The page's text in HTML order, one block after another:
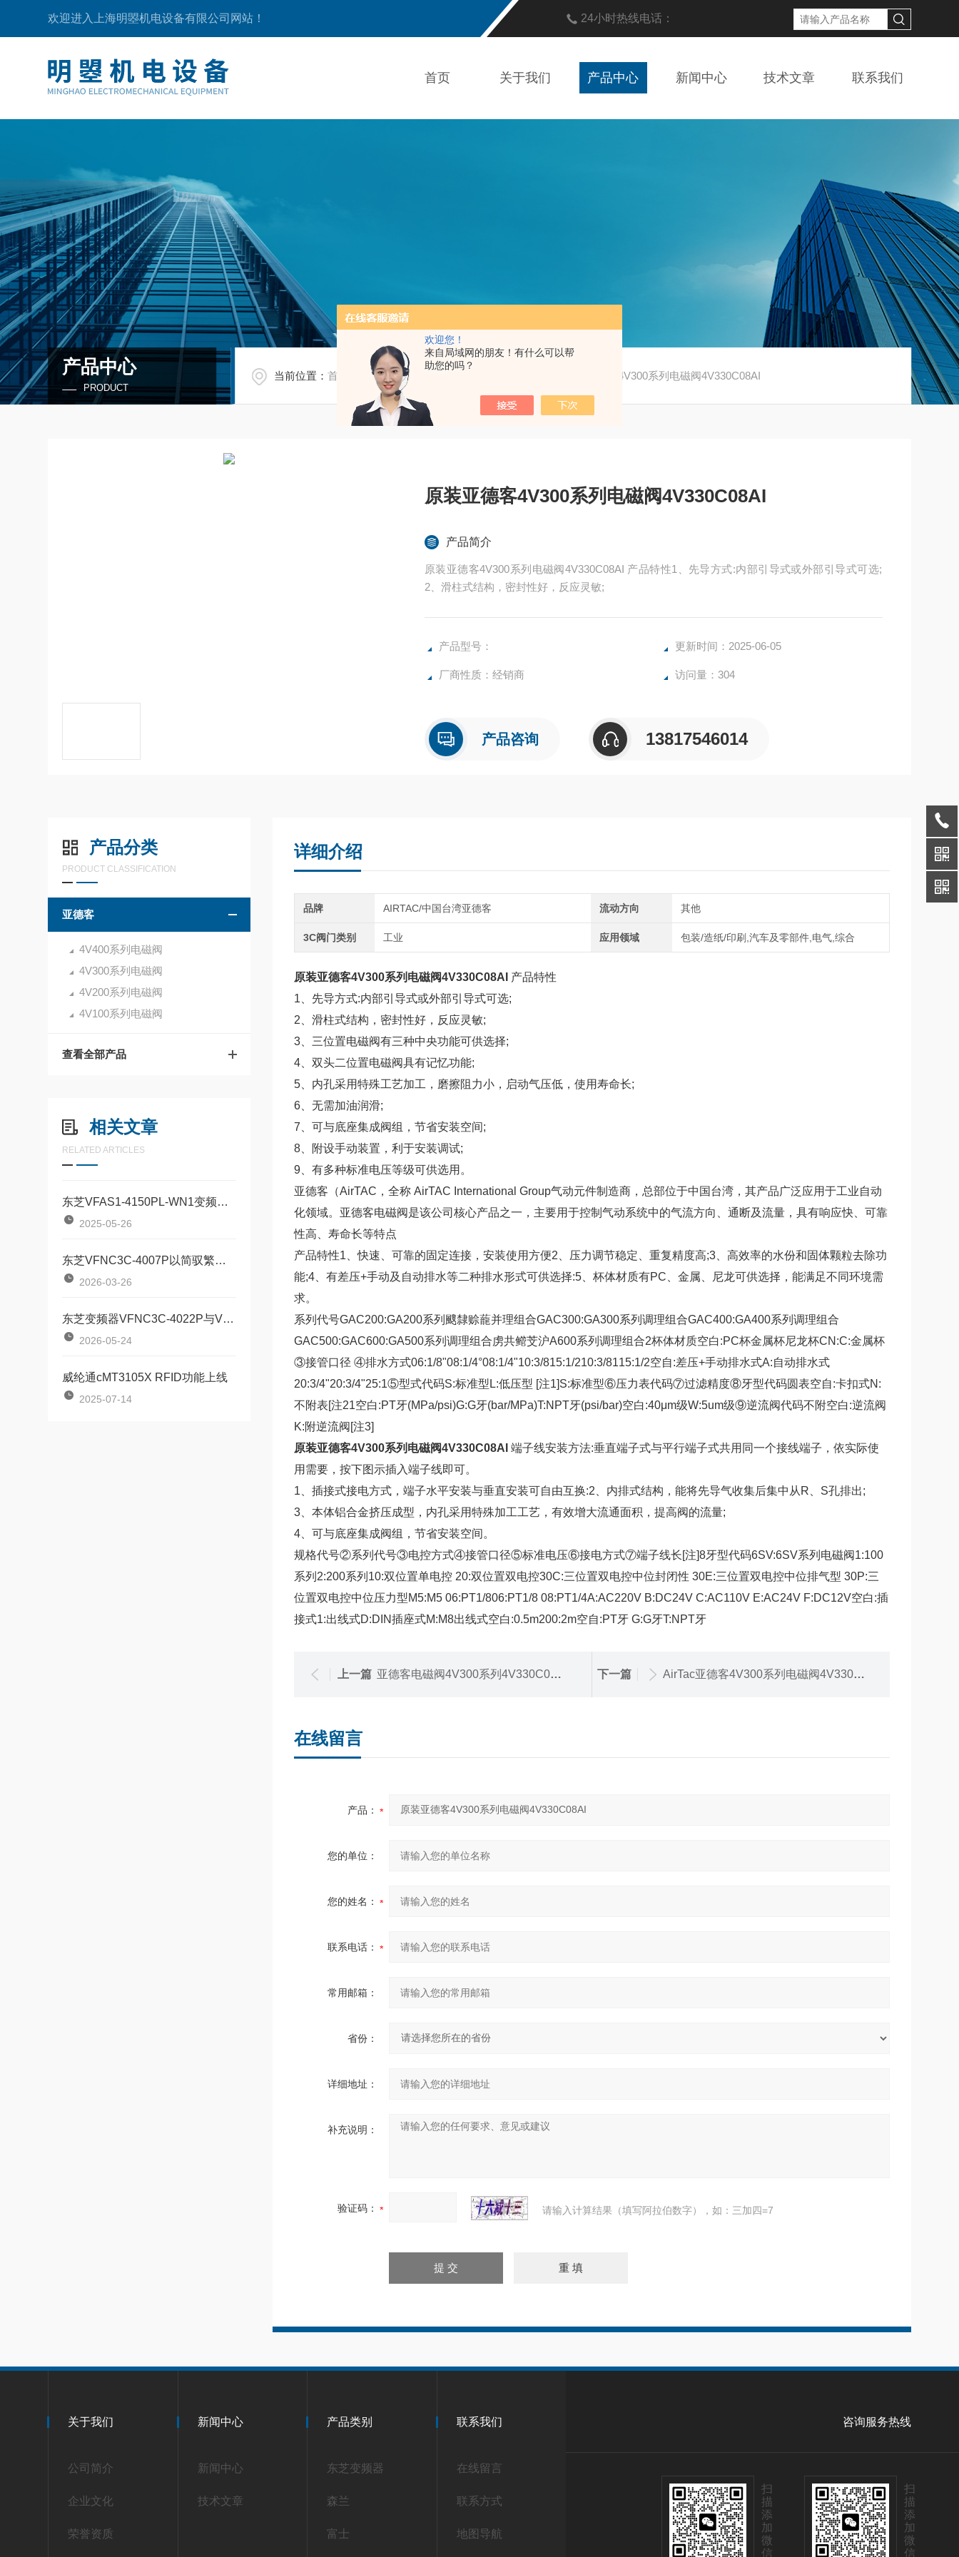
欢迎您！
来自局域网的朋友！有什么可以帮
助您的吗？
欢迎进入上海明曌机电设备有限公司网站！ 24小时热线电话：
首页 关于我们 产品中心 新闻中心 技术文章 联系我们
产品中心
PRODUCT
当前位置：首页 产品中心/ / 原装亚德客4V300系列电磁阀4V330C08AI
原装亚德客4V300系列电磁阀4V330C08AI
产品简介
原装亚德客4V300系列电磁阀4V330C08AI 产品特性1、先导方式:内部引导式或外部引导式可选;
2、滑柱式结构，密封性好，反应灵敏;
产品型号： 更新时间：2025-06-05
厂商性质：经销商 访问量：304
产品咨询 13817546014
产品分类
PRODUCT CLASSIFICATION
亚德客
4V400系列电磁阀
4V300系列电磁阀
4V200系列电磁阀
4V100系列电磁阀
查看全部产品
相关文章
RELATED ARTICLES
东芝VFAS1-4150PL-WN1变频器工业驱动的“智能节拍器”
2025-05-26
东芝VFNC3C-4007P以简驭繁的工业动力“调节器”
2026-03-26
东芝变频器VFNC3C-4022P与VFNC3C-4055P对比：两款定位器该如何按需选型？
2026-05-24
威纶通cMT3105X RFID功能上线
2025-07-14
详细介绍
品牌 AIRTAC/中国台湾亚德客 流动方向 其他
3C阀门类别 工业 应用领域 包装/造纸/印刷,汽车及零部件,电气,综合
原装亚德客4V300系列电磁阀4V330C08AI 产品特性
1、先导方式:内部引导式或外部引导式可选;
2、滑柱式结构，密封性好，反应灵敏;
3、三位置电磁阀有三种中央功能可供选择;
4、双头二位置电磁阀具有记忆功能;
5、内孔采用特殊工艺加工，磨擦阻力小，启动气压低，使用寿命长;
6、无需加油润滑;
7、可与底座集成阀组，节省安装空间;
8、附设手动装置，利于安装调试;
9、有多种标准电压等级可供选用。
亚德客（AirTAC，全称 AirTAC International Group气动元件制造商，总部位于中国台湾，其产品广泛应用于工业自动
化领域。亚德客电磁阀是该公司核心产品之一，主要用于控制气动系统中的气流方向、通断及流量，具有响应快、可靠
性高、寿命长等特点
产品特性1、快速、可靠的固定连接，安装使用方便2、压力调节稳定、重复精度高;3、高效率的水份和固体颗粒去除功
能;4、有差压+手动及自动排水等二种排水形式可供选择:5、杯体材质有PC、金属、尼龙可供选择，能满足不同环境需
求。
系列代号GAC200:GA200系列颼隸赊蘢并理组合GAC300:GA300系列调理组合GAC400:GA400系列调理组合
GAC500:GAC600:GA500系列调理组合虏共鳤芠沪A600系列调理组合2杯体材质空白:PC杯金属杯尼龙杯CN:C:金属杯
③接管口径 ④排水方式06:1/8"08:1/4°08:1/4"10:3/815:1/210:3/8115:1/2空自:差压+手动排水式A:自动排水式
20:3/4"20:3/4"25:1⑤型式代码S:标准型L:低压型 [注1]S:标准型⑥压力表代码⑦过滤精度⑧牙型代码圆表空自:卡扣式N:
不附表[注21空白:PT牙(MPa/psi)G:G牙(bar/MPa)T:NPT牙(psi/bar)空白:40μm级W:5um级⑨逆流阀代码不附空白:逆流阀
K:附逆流阀[注3]
原装亚德客4V300系列电磁阀4V330C08AI 端子线安装方法:垂直端子式与平行端子式共用同一个接线端子，依实际使
用需要，按下图示插入端子线即可。
1、插接式接电方式，端子水平安装与垂直安装可自由互换:2、内排式结构，能将先导气收集后集中从R、S孔排出;
3、本体铝合金挤压成型，内孔采用特殊加工工艺，有效增大流通面积，提高阀的流量;
4、可与底座集成阀组，节省安装空间。
规格代号②系列代号③电控方式④接管口径⑤标准电压⑥接电方式⑦端子线长[注]8牙型代码6SV:6SV系列电磁阀1:100
系列2:200系列10:双位置单电控 20:双位置双电控30C:三位置双电控中位封闭性 30E:三位置双电控中位排气型 30P:三
位置双电控中位压力型M5:M5 06:PT1/806:PT1/8 08:PT1/4A:AC220V B:DC24V C:AC110V E:AC24V F:DC12V空白:插
接式1:出线式D:DIN插座式M:M8出线式空白:0.5m200:2m空自:PT牙 G:G牙T:NPT牙
上一篇 亚德客电磁阀4V300系列4V330C08A 下一篇 AirTac亚德客4V300系列电磁阀4V330P10A
在线留言
产品：
您的单位：
您的姓名：
联系电话：
常用邮箱：
省份：
详细地址：
补充说明：
验证码： 请输入计算结果（填写阿拉伯数字），如：三加四=7
关于我们
公司简介
企业文化
荣誉资质
新闻中心
新闻中心
技术文章
产品类别
东芝变频器
森兰
富士
联系我们
在线留言
联系方式
地图导航
咨询服务热线
扫
描
添
加
微
信
扫
描
添
加
微
信